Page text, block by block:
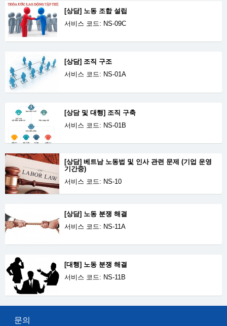
[상담] 노동 조합 설립
서비스 코드: NS-09C
[상담] 조직 구조
서비스 코드: NS-01A
[상담 및 대행] 조직 구축
서비스 코드: NS-01B
[상담] 베트남 노동법 및 인사 관련 문제 (기업 운영
기간중)
서비스 코드: NS-10
[상담] 노동 분쟁 해결
서비스 코드: NS-11A
[대행] 노동 분쟁 해결
서비스 코드: NS-11B
문의